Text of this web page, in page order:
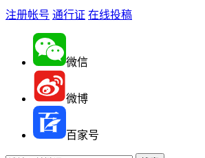
注册帐号 通行证 在线投稿
微信
微博
百家号